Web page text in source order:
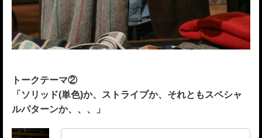
トークテーマ②
「 ソリッド(単色)か、ストライプか、それともスペシャ
ルパターンか、、、
」